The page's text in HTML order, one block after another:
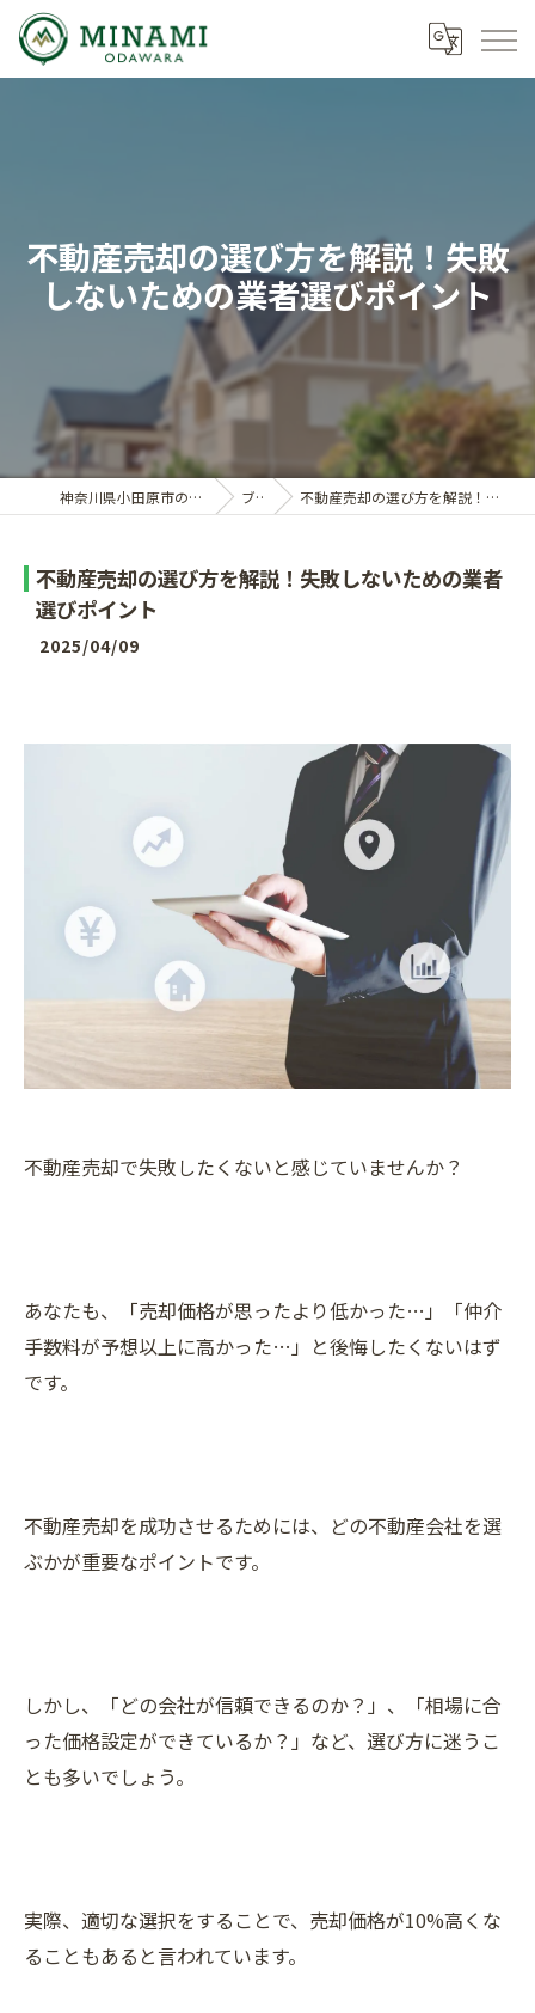
不動産売却の選び方を解説！失敗
しないための業者選びポイント
神奈川県小田原市の不動産ならミナミノイエ ブログ 不動産売却の選び方を解説！失敗しないための業者選びポイント
不動産売却の選び方を解説！失敗しないための業者
選びポイント
2025/04/09
不動産売却で失敗したくないと感じていませんか？
あなたも、「売却価格が思ったより低かった…」「仲介
手数料が予想以上に高かった…」と後悔したくないはず
です。
不動産売却を成功させるためには、どの不動産会社を選
ぶかが重要なポイントです。
しかし、「どの会社が信頼できるのか？」、「相場に合
った価格設定ができているか？」など、選び方に迷うこ
とも多いでしょう。
実際、適切な選択をすることで、売却価格が10%高くな
ることもあると言われています。